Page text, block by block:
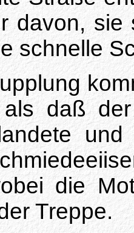
davon, sie
schnelle
daß
die
Treppe.